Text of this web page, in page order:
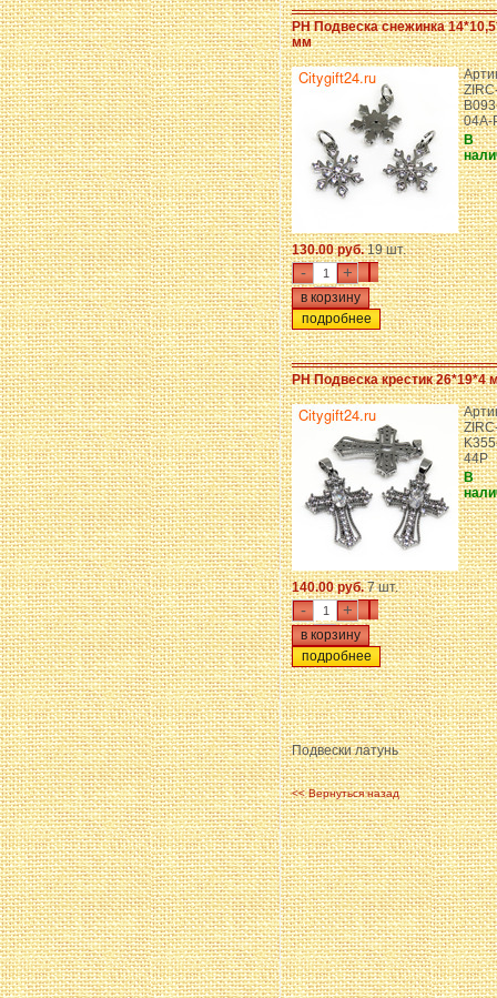
PH Подвеска снежинка
мм
04A-
В
130.00 руб.19 шт.
- +
подробнее
PH Подвеска крестик 26*19*4
44P
В
140.00 руб.7 шт.
- +
подробнее
Подвески латунь
<< Вернуться назад